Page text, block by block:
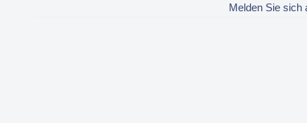
Melden Sie sich